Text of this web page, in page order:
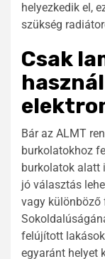
helyezkedik el,
szükség
Csak
Bár az ALMT
burkolatokhoz
burkolatok alatt
jó választás
vagy különböző
felújított
egyaránt helyet